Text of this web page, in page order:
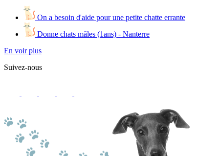
On a besoin d'aide pour une petite chatte errante
Donne chats mâles (1ans) - Nanterre
En voir plus
Suivez-nous